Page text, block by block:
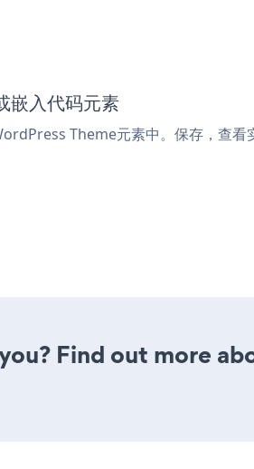
入代码元素
Theme元素中。保存，查看
Find out more